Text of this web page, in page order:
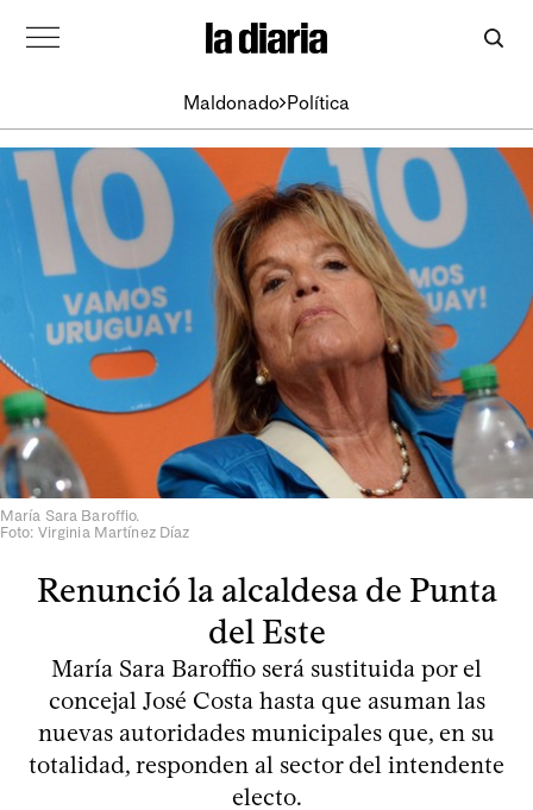
Maldonado Política
María Sara Baroffio.
Foto: Virginia Martínez Díaz
Renunció la alcaldesa de Punta
del Este
María Sara Baroffio será sustituida por el
concejal José Costa hasta que asuman las
nuevas autoridades municipales que, en su
totalidad, responden al sector del intendente
electo.